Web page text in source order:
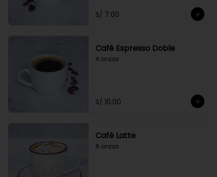
S/ 7.00
Café Espresso Doble
4 onzas
S/ 10.00
Café Latte
8 onzas